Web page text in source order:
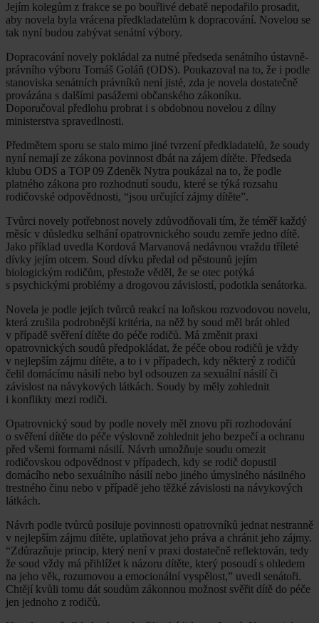
Jejím kolegům z frakce se po bouřlivé debatě nepodařilo prosadit,
aby novela byla vrácena předkladatelům k dopracování. Novelou se
tak nyní budou zabývat senátní výbory.
Dopracování novely pokládal za nutné předseda senátního ústavně-
právního výboru Tomáš Goláň (ODS). Poukazoval na to, že i podle
stanoviska senátních právníků není jisté, zda je novela dostatečně
provázána s dalšími pasážemi občanského zákoníku.
Doporučoval předlohu probrat i s obdobnou novelou z dílny
ministerstva spravedlnosti.
Předmětem sporu se stalo mimo jiné tvrzení předkladatelů, že soudy
nyní nemají ze zákona povinnost dbát na zájem dítěte. Předseda
klubu ODS a TOP 09 Zdeněk Nytra poukázal na to, že podle
platného zákona pro rozhodnutí soudu, které se týká rozsahu
rodičovské odpovědnosti, “jsou určující zájmy dítěte”.
Tvůrci novely potřebnost novely zdůvodňovali tím, že téměř každý
měsíc v důsledku selhání opatrovnického soudu zemře jedno dítě.
Jako příklad uvedla Kordová Marvanová nedávnou vraždu tříleté
dívky jejím otcem. Soud dívku předal od pěstounů jejím
biologickým rodičům, přestože věděl, že se otec potýká
s psychickými problémy a drogovou závislostí, podotkla senátorka.
Novela je podle jejích tvůrců reakcí na loňskou rozvodovou novelu,
která zrušila podrobnější kritéria, na něž by soud měl brát ohled
v případě svěření dítěte do péče rodičů. Má změnit praxi
opatrovnických soudů předpokládat, že péče obou rodičů je vždy
v nejlepším zájmu dítěte, a to i v případech, kdy některý z rodičů
čelil domácímu násilí nebo byl odsouzen za sexuální násilí či
závislost na návykových látkách. Soudy by měly zohlednit
i konflikty mezi rodiči.
Opatrovnický soud by podle novely měl znovu při rozhodování
o svěření dítěte do péče výslovně zohlednit jeho bezpečí a ochranu
před všemi formami násilí. Návrh umožňuje soudu omezit
rodičovskou odpovědnost v případech, kdy se rodič dopustil
domácího nebo sexuálního násilí nebo jiného úmyslného násilného
trestného činu nebo v případě jeho těžké závislosti na návykových
látkách.
Návrh podle tvůrců posiluje povinnosti opatrovníků jednat nestranně
v nejlepším zájmu dítěte, uplatňovat jeho práva a chránit jeho zájmy.
“Zdůrazňuje princip, který není v praxi dostatečně reflektován, tedy
že soud vždy má přihlížet k názoru dítěte, který posoudí s ohledem
na jeho věk, rozumovou a emocionální vyspělost,” uvedl senátoři.
Chtějí kvůli tomu dát soudům zákonnou možnost svěřit dítě do péče
jen jednoho z rodičů.